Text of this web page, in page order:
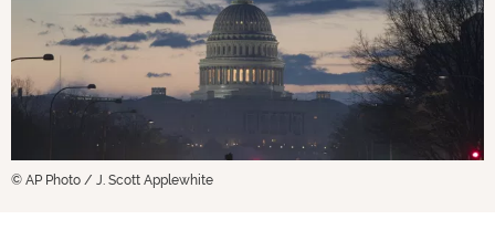
© AP Photo / J. Scott Applewhite